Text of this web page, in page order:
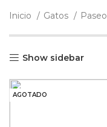
Inicio Gatos Paseo
Show sidebar
AGOTADO